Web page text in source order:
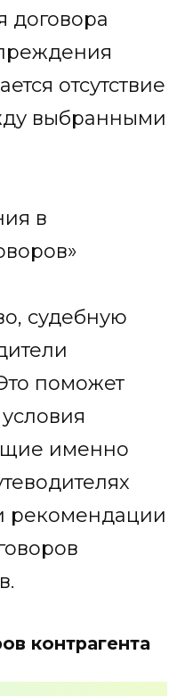
договора
отсутствие
выбранными
в
судебную
поможет
именно
рекомендации
контрагента